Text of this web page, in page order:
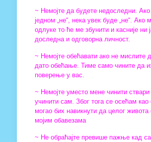
~ Немојте да будете недоследни. Ако
једном „не“, нека увек буде „не“. Ако
одлуке то ће ме збунити и касније ни
доследна и одговорна личност.
~ Немојте обећавати ако не мислите
дато обећање. Тиме само чините да
поверење у вас.
~ Немојте уместо мене чинити ствари
учинити сам. Због тога се осећам као
могао бих навикнути да целог живота
мојим обавезама
~ Не обраћајте превише пажње кад